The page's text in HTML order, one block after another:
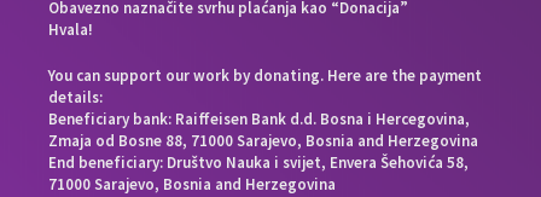
Obavezno naznačite svrhu plaćanja kao “Donacija”
Hvala!
You can support our work by donating. Here are the payment
details:
Beneficiary bank: Raiffeisen Bank d.d. Bosna i Hercegovina,
Zmaja od Bosne 88, 71000 Sarajevo, Bosnia and Herzegovina
End beneficiary: Društvo Nauka i svijet, Envera Šehovića 58,
71000 Sarajevo, Bosnia and Herzegovina